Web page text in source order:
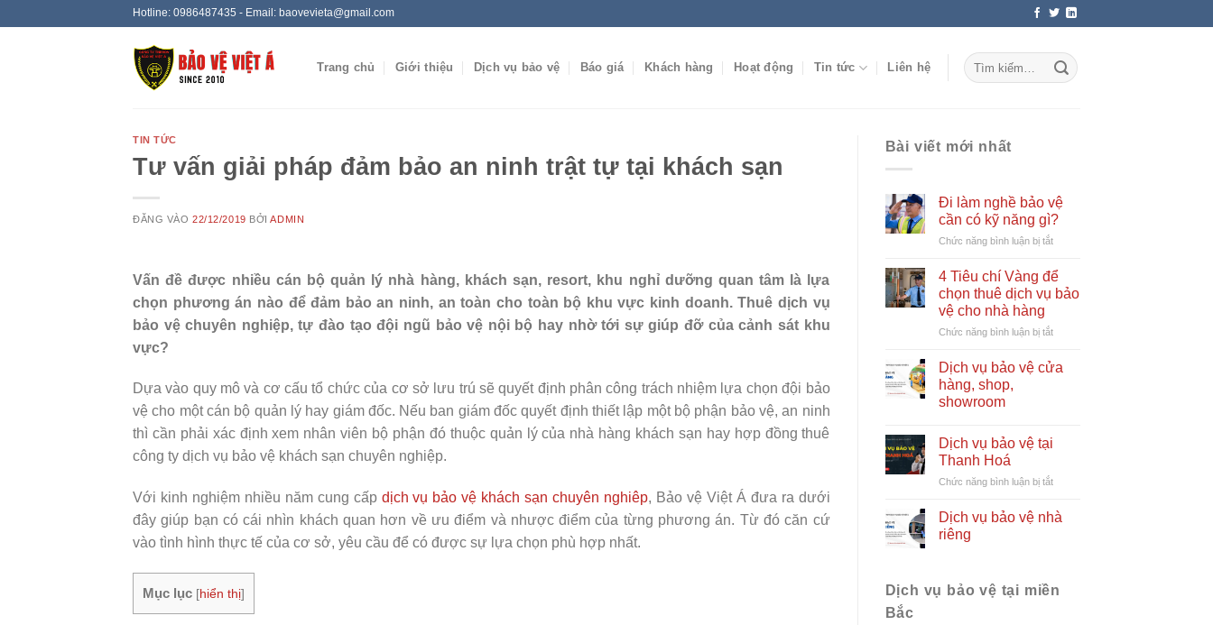
Hotline: 0986487435 - Email: baovevieta@gmail.com
Trang chủ Giới thiệu Dịch vụ bảo vệ Báo giá Khách hàng Hoạt động Tin tức Liên hệ
TIN TỨC
Tư vấn giải pháp đảm bảo an ninh trật tự tại khách sạn
ĐĂNG VÀO22/12/2019 BỞIADMIN
Vấn đề được nhiều cán bộ quản lý nhà hàng, khách sạn, resort, khu nghỉ dưỡng quan tâm là lựa
chọn phương án nào để đảm bảo an ninh, an toàn cho toàn bộ khu vực kinh doanh. Thuê dịch vụ
bảo vệ chuyên nghiệp, tự đào tạo đội ngũ bảo vệ nội bộ hay nhờ tới sự giúp đỡ của cảnh sát khu
vực?
Dựa vào quy mô và cơ cấu tổ chức của cơ sở lưu trú sẽ quyết định phân công trách nhiệm lựa chọn đội bảo
vệ cho một cán bộ quản lý hay giám đốc. Nếu ban giám đốc quyết định thiết lập một bộ phận bảo vệ, an ninh
thì cần phải xác định xem nhân viên bộ phận đó thuộc quản lý của nhà hàng khách sạn hay hợp đồng thuê
công ty dịch vụ bảo vệ khách sạn chuyên nghiệp.
Với kinh nghiệm nhiều năm cung cấp dịch vụ bảo vệ khách sạn chuyên nghiêp, Bảo vệ Việt Á đưa ra dưới
đây giúp bạn có cái nhìn khách quan hơn về ưu điểm và nhược điểm của từng phương án. Từ đó căn cứ
vào tình hình thực tế của cơ sở, yêu cầu để có được sự lựa chọn phù hợp nhất.
Mục lục [hiển thị]
Bài viết mới nhất
Đi làm nghề bảo vệ
cần có kỹ năng gì?
Chức năng bình luận bị tắtở
làm
nghề
bảo
cần
kỹ
4 Tiêu chí Vàng để
chọn thuê dịch vụ bảo
vệ cho nhà hàng
Chức năng bình luận bị tắtở
thuê
bảo
cho
Dịch vụ bảo vệ cửa
hàng, shop,
showroom
Dịch vụ bảo vệ tại
Thanh Hoá
Chức năng bình luận bị tắtở
vụ
Hoá
Dịch vụ bảo vệ nhà
riêng
Dịch vụ bảo vệ tại miền
Bắc